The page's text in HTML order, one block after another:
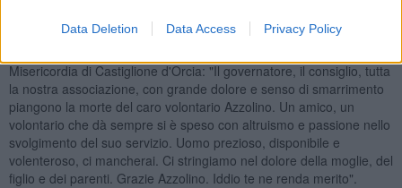
Data Deletion Data Access Privacy Policy
condoglianze".
Misericordia di Castiglione d'Orcia: "Il governatore, il consiglio, tutta
la nostra associazione, con grande dolore e senso di smarrimento
piangono la morte del caro volontario Azzolino. Un amico, un
volontario che dà sempre si è speso con altruismo e passione nello
svolgimento del suo servizio. Uomo prezioso, disponibile e
volenteroso, ci mancherai. Ci stringiamo nel dolore della moglie, del
figlio e dei parenti. Grazie Azzolino. Iddio te ne renda merito".